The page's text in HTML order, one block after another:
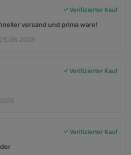
Verifizierter Kauf
versand und prima ware!
Verifizierter Kauf
Verifizierter Kauf